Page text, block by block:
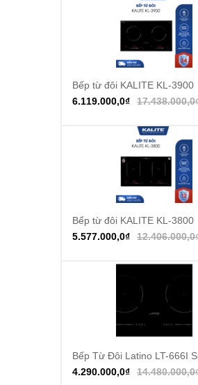
Thêm vào giỏ
Bếp từ đôi KALITE KL-3900
17.438.000,0
6.119.000,0₫
Thêm vào giỏ
Bếp từ đôi KALITE KL-3800
12.406.000,0
5.577.000,0₫
Thêm vào giỏ
Bếp Từ Đôi Latino LT-666I
14.480.000,0
4.290.000,0₫